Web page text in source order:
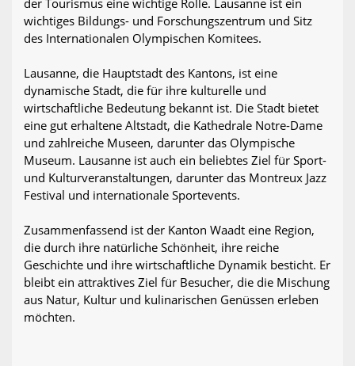
der Tourismus eine wichtige Rolle. Lausanne ist ein
wichtiges Bildungs- und Forschungszentrum und Sitz
des Internationalen Olympischen Komitees.
Lausanne, die Hauptstadt des Kantons, ist eine
dynamische Stadt, die für ihre kulturelle und
wirtschaftliche Bedeutung bekannt ist. Die Stadt bietet
eine gut erhaltene Altstadt, die Kathedrale Notre-Dame
und zahlreiche Museen, darunter das Olympische
Museum. Lausanne ist auch ein beliebtes Ziel für Sport-
und Kulturveranstaltungen, darunter das Montreux Jazz
Festival und internationale Sportevents.
Zusammenfassend ist der Kanton Waadt eine Region,
die durch ihre natürliche Schönheit, ihre reiche
Geschichte und ihre wirtschaftliche Dynamik besticht. Er
bleibt ein attraktives Ziel für Besucher, die die Mischung
aus Natur, Kultur und kulinarischen Genüssen erleben
möchten.